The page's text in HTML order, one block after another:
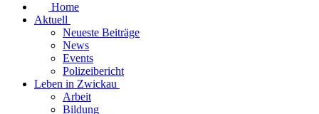
Home
Aktuell
Neueste Beiträge
News
Events
Polizeibericht
Leben in Zwickau
Arbeit
Bildung